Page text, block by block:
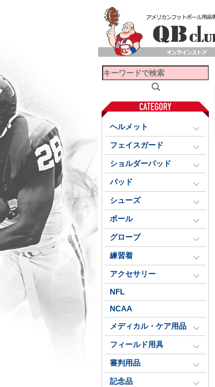
ヘルメット
フェイスガード
ショルダーパッド
パッド
シューズ
ボール
グローブ
練習着
アクセサリー
NFL
NCAA
メディカル・ケア用品
フィールド用具
審判用品
記念品